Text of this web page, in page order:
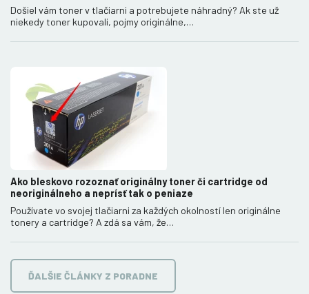
Došiel vám toner v tlačiarni a potrebujete náhradný? Ak ste už
niekedy toner kupovali, pojmy originálne,…
Ako bleskovo rozoznať originálny toner či cartridge od
neoriginálneho a neprísť tak o peniaze
Používate vo svojej tlačiarni za každých okolností len originálne
tonery a cartridge? A zdá sa vám, že…
ĎALŠIE ČLÁNKY Z PORADNE